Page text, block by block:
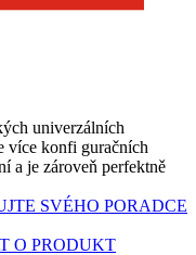
univerzálních
více konfi guračních
a je zároveň perfektně
SVÉHO PORADCE